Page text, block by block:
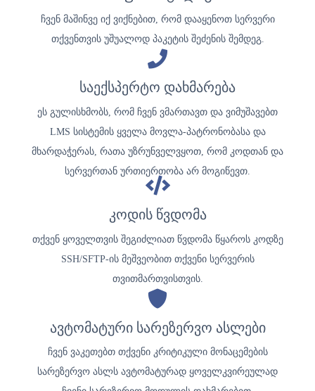
ჩვენ მაშინვე იქ ვიქნებით, რომ დააყენოთ სერვერი
თქვენთვის უშუალოდ პაკეტის შეძენის შემდეგ.
საექსპერტო დახმარება
ეს გულისხმობს, რომ ჩვენ ვმართავთ და ვიმუშავებთ
LMS სისტემის ყველა მოვლა-პატრონობასა და
მხარდაჭერას, რათა უზრუნველვყოთ, რომ კოდთან და
სერვერთან ურთიერთობა არ მოგიწევთ.
კოდის წვდომა
თქვენ ყოველთვის შეგიძლიათ წვდომა წყაროს კოდზე
SSH/SFTP-ის მეშვეობით თქვენი სერვერის
თვითმართვისთვის.
ავტომატური სარეზერვო ასლები
ჩვენ ვაკეთებთ თქვენი კრიტიკული მონაცემების
სარეზერვო ასლს ავტომატურად ყოველკვირეულად